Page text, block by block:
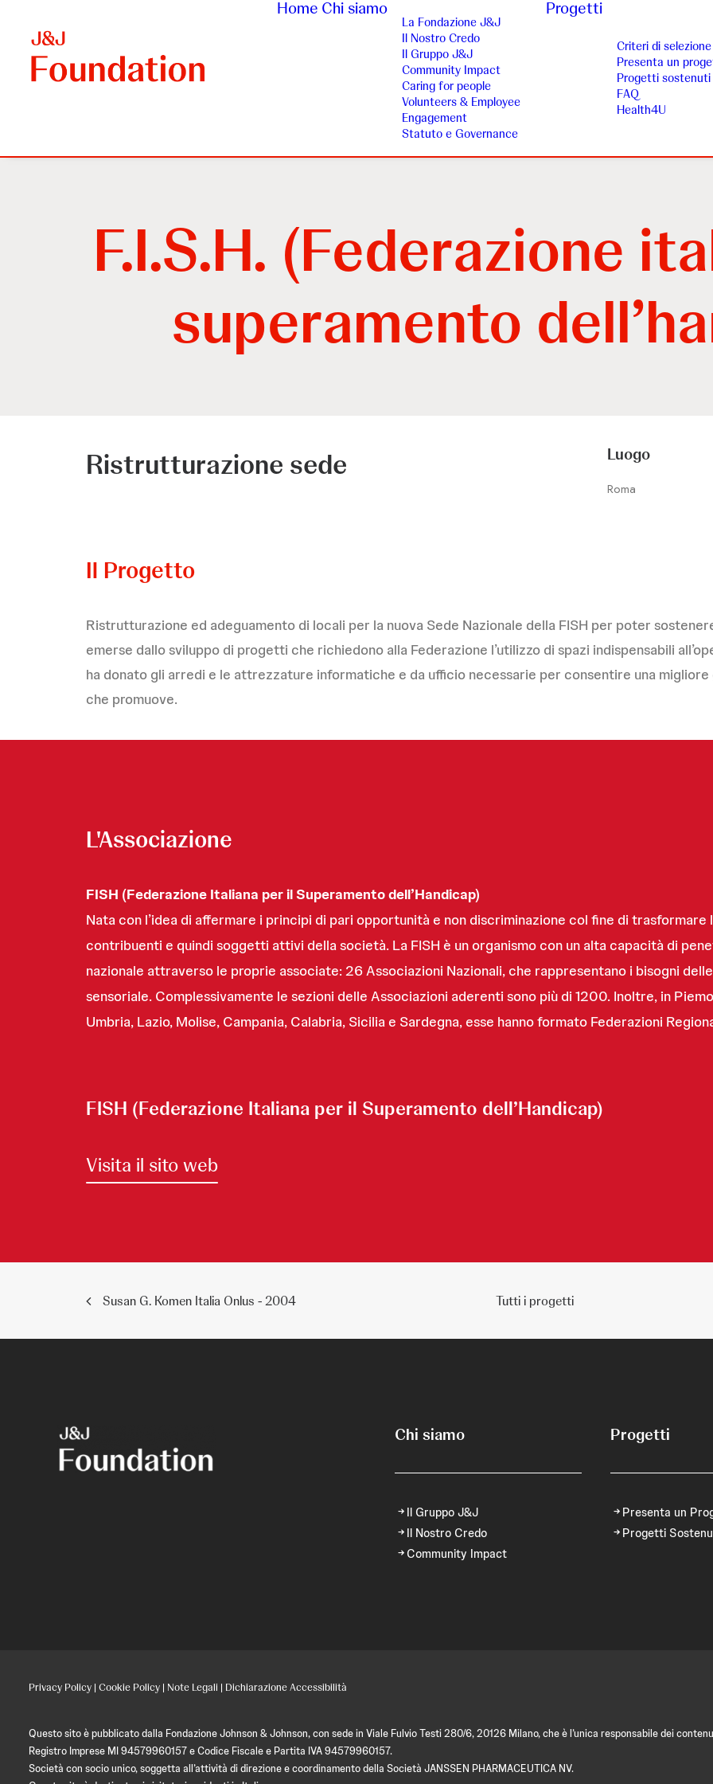
Home Chi siamo
La Fondazione J&J
Il Nostro Credo
Il Gruppo J&J
Community Impact
Caring for people
Volunteers & Employee
Engagement
Statuto e Governance
Progetti
Criteri di selezione
Presenta un
Progetti sostenuti
FAQ
Health4U
F.I.S.H. (Federazione
superamento
Ristrutturazione sede Luogo
Roma
Il Progetto
Ristrutturazione ed adeguamento di locali per la nuova Sede Nazionale della FISH per poter
emerse dallo sviluppo di progetti che richiedono alla Federazione l’utilizzo di spazi indispensabili
ha donato gli arredi e le attrezzature informatiche e da ufficio necessarie per consentire una
che promuove.
L'Associazione
FISH (Federazione Italiana per il Superamento dell’Handicap)
Nata con l’idea di affermare i principi di pari opportunità e non discriminazione col fine di
contribuenti e quindi soggetti attivi della società. La FISH è un organismo con un alta capacità di
nazionale attraverso le proprie associate: 26 Associazioni Nazionali, che rappresentano i bisogni
sensoriale. Complessivamente le sezioni delle Associazioni aderenti sono più di 1200. Inoltre, in
Umbria, Lazio, Molise, Campania, Calabria, Sicilia e Sardegna, esse hanno formato Federazioni
FISH (Federazione Italiana per il Superamento dell’Handicap)
Visita il sito web
Susan G. Komen Italia Onlus - 2004 Tutti i progetti
Chi siamo
Il Gruppo J&J
Il Nostro Credo
Community Impact
Progetti
Presenta un
Progetti
Privacy Policy | Cookie Policy | Note Legali | Dichiarazione Accessibilità
Questo sito è pubblicato dalla Fondazione Johnson & Johnson, con sede in Viale Fulvio Testi 280/6, 20126 Milano, che è l’unica responsabile dei
Registro Imprese MI 94579960157 e Codice Fiscale e Partita IVA 94579960157.
Società con socio unico, soggetta all’attività di direzione e coordinamento della Società JANSSEN PHARMACEUTICA NV.